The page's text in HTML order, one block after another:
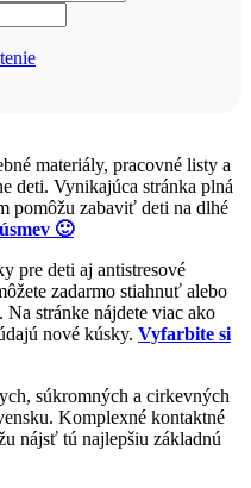
materiály, pracovné listy a
deti. Vynikajúca stránka plná
pomôžu zabaviť deti na dlhé
🙂
pre deti aj antistresové
zadarmo stiahnuť alebo
stránke nájdete viac ako
nové kúsky. Vyfarbite si
súkromných a cirkevných
Komplexné kontaktné
nájsť tú najlepšiu základnú